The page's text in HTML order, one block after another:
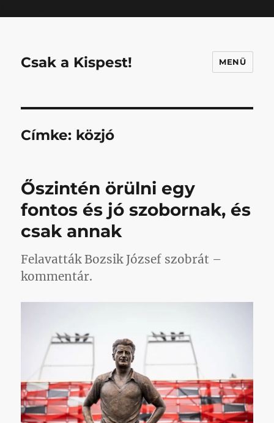
Csak a Kispest! MENÜ
Címke: közjó
Őszintén örülni egy
fontos és jó szobornak, és
csak annak
Felavatták Bozsik József szobrát –
kommentár.